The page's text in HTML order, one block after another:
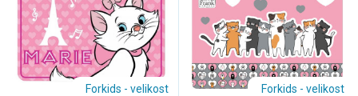
Forkids - velikost Forkids - velikost